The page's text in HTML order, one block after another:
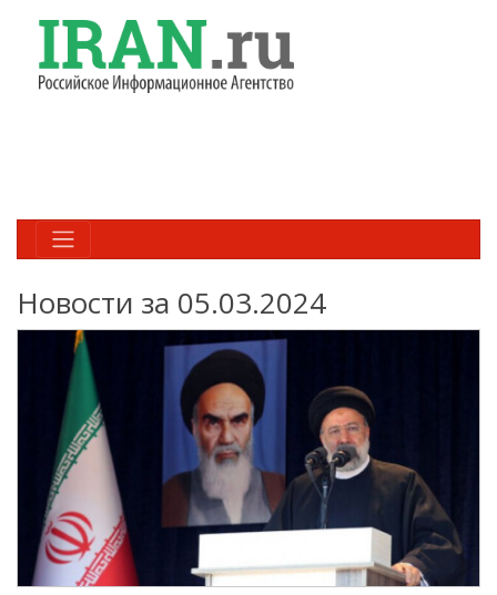
Новости за 05.03.2024